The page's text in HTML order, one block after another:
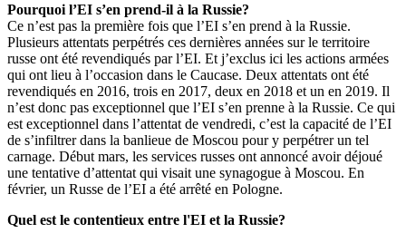
Pourquoi l’EI s’en prend-il à la Russie?
Ce n’est pas la première fois que l’EI s’en prend à la Russie.
Plusieurs attentats perpétrés ces dernières années sur le territoire
russe ont été revendiqués par l’EI. Et j’exclus ici les actions armées
qui ont lieu à l’occasion dans le Caucase. Deux attentats ont été
revendiqués en 2016, trois en 2017, deux en 2018 et un en 2019. Il
n’est donc pas exceptionnel que l’EI s’en prenne à la Russie. Ce qui
est exceptionnel dans l’attentat de vendredi, c’est la capacité de l’EI
de s’infiltrer dans la banlieue de Moscou pour y perpétrer un tel
carnage. Début mars, les services russes ont annoncé avoir déjoué
une tentative d’attentat qui visait une synagogue à Moscou. En
février, un Russe de l’EI a été arrêté en Pologne.
Quel est le contentieux entre l'EI et la Russie?